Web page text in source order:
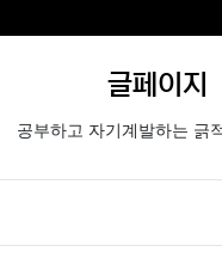
글페이지
공부하고 자기계발하는 긁